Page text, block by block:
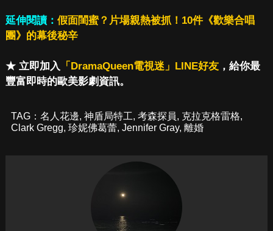
延伸閱讀： 假面閨蜜？片場親熱被抓！10件《歡樂合唱
團》的幕後秘辛
★ 立即加入 「DramaQueen電視迷」LINE好友，給你最
豐富即時的歐美影劇資訊。
TAG： 名人花邊, 神盾局特工, 考森探員, 克拉克格雷格,
Clark Gregg, 珍妮佛葛蕾, Jennifer Gray, 離婚